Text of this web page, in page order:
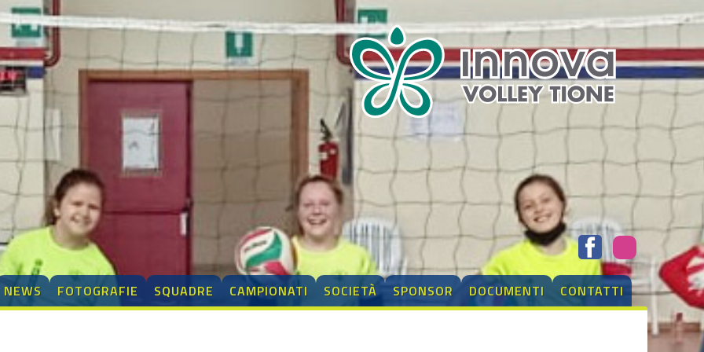
NEWS FOTOGRAFIE SQUADRE CAMPIONATI SOCIETÀ SPONSOR DOCUMENTI CONTATTI